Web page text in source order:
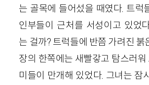
는 골목에 들어섰을 때였다. 트럭
인부들이 근처를 서성이고 있었
는 걸까? 트럭들에 반쯤 가려진 붉
장의 한쪽에는 새빨갛고 탐스러
미들이 만개해 있었다. 그녀는 잠